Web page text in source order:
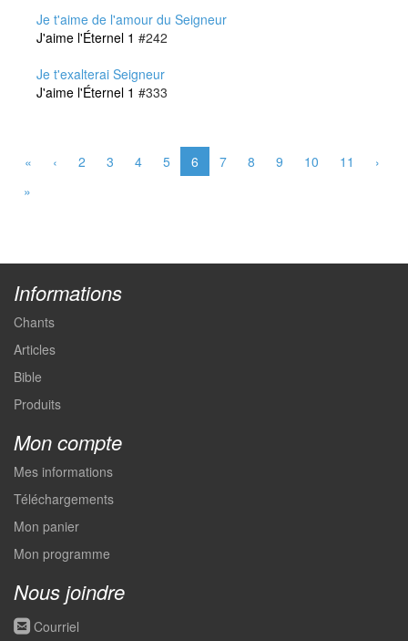
Je t'aime de l'amour du Seigneur
J'aime l'Éternel 1 #242
Je t'exalterai Seigneur
J'aime l'Éternel 1 #333
« ‹ 2 3 4 5 6 7 8 9 10 11
›
»
Informations
Chants
Articles
Bible
Produits
Mon compte
Mes informations
Téléchargements
Mon panier
Mon programme
Nous joindre
roundedemail Courriel